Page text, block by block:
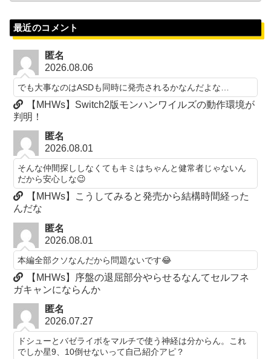
最近のコメント
匿名
2026.08.06
でも大事なのはASDも同時に発売されるかなんだよな…
【MHWs】Switch2版モンハンワイルズの動作環境が
判明！
匿名
2026.08.01
そんな仲間探ししなくてもキミはちゃんと健常者じゃないん
だから安心しな😉
【MHWs】こうしてみると発売から結構時間経った
んだな
匿名
2026.08.01
本編全部クソなんだから問題ないです😂
【MHWs】序盤の退屈部分やらせるなんてセルフネ
ガキャンにならんか
匿名
2026.07.27
ドシューとバゼライボをマルチで使う神経は分からん。これ
でしか星9、10倒せないって自己紹介アピ？